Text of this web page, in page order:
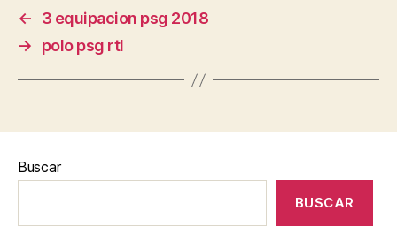
←
3 equipacion psg 2018
→
polo psg rtl
Buscar
BUSCAR